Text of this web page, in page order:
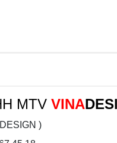
MTV VINA
)